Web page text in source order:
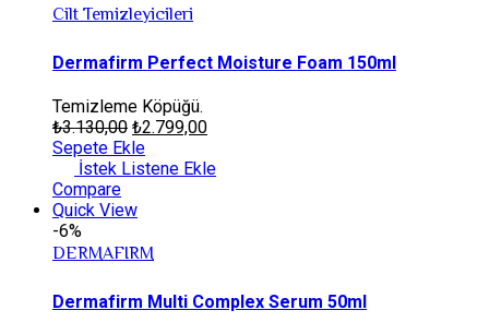
Cilt Temizleyicileri
Dermafirm Perfect Moisture Foam 150ml
Temizleme Köpüğü.
₺3.130,00 ₺2.799,00
Sepete Ekle
İstek Listene Ekle
Compare
Quick View
-6%
DERMAFIRM
Dermafirm Multi Complex Serum 50ml